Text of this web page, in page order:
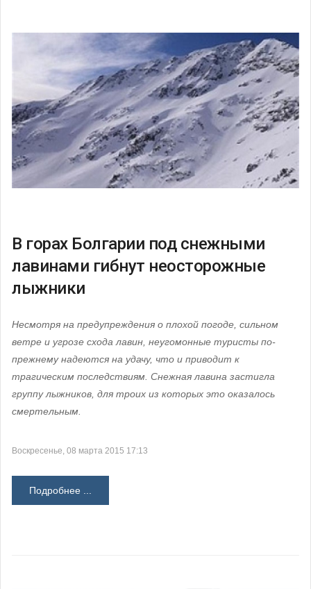
В горах Болгарии под снежными
лавинами гибнут неосторожные
лыжники
Несмотря на предупреждения о плохой погоде, сильном
ветре и угрозе схода лавин, неугомонные туристы по-
прежнему надеются на удачу, что и приводит к
трагическим последствиям. Снежная лавина застигла
группу лыжников, для троих из которых это оказалось
смертельным.
Воскресенье, 08 марта 2015 17:13
Подробнее ...